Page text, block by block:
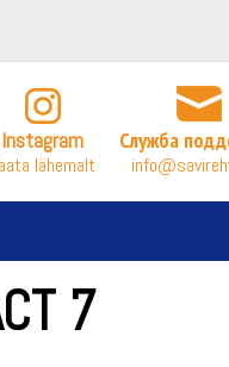
Instagram
lähemalt
Служба
7